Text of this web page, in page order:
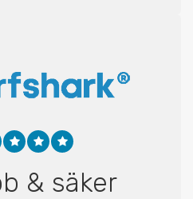
& säker